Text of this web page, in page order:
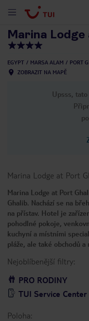
Marina
EGYPT MARSA ALAM PORT
ZOBRAZIT NA MAPĚ
Upsss,
Marina Lodge at Port
Marina Lodge at Port
Ghalib. Nachází se na
na přístav. Hotel je
pohodlné pokoje,
kuchyní a místními
pláže, ale také obchodů a
Nejoblíbenější filtry:
PRO RODINY
TUI Service
Poloha: